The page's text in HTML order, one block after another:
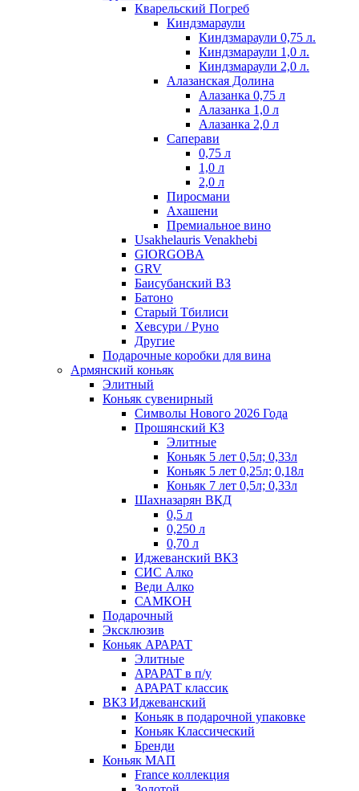
Кварельский Погреб
Киндзмараули
Киндзмараули 0,75 л.
Киндзмараули 1,0 л.
Киндзмараули 2,0 л.
Алазанская Долина
Алазанка 0,75 л
Алазанка 1,0 л
Алазанка 2,0 л
Саперави
0,75 л
1,0 л
2,0 л
Пиросмани
Ахашени
Премиальное вино
Usakhelauris Venakhebi
GIORGOBA
GRV
Баисубанский ВЗ
Батоно
Старый Тбилиси
Хевсури / Руно
Другие
Подарочные коробки для вина
Армянский коньяк
Элитный
Коньяк сувенирный
Символы Нового 2026 Года
Прошянский КЗ
Элитные
Коньяк 5 лет 0,5л; 0,33л
Коньяк 5 лет 0,25л; 0,18л
Коньяк 7 лет 0,5л; 0,33л
Шахназарян ВКД
0,5 л
0,250 л
0,70 л
Иджеванский ВКЗ
СИС Алко
Веди Алко
САМКОН
Подарочный
Эксклюзив
Коньяк АРАРАТ
Элитные
АРАРАТ в п/у
АРАРАТ классик
ВКЗ Иджеванский
Коньяк в подарочной упаковке
Коньяк Классический
Бренди
Коньяк МАП
France коллекция